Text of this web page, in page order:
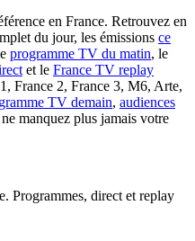
en France. Retrouvez en
du jour, les émissions ce
programme TV du matin, le
et le France TV replay
France 2, France 3, M6, Arte,
TV demain, audiences
manquez plus jamais votre
Programmes, direct et replay